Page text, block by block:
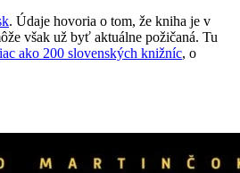
. Údaje hovoria o tom, že kniha je v
však už byť aktuálne požičaná. Tu
ako 200 slovenských knižníc, o